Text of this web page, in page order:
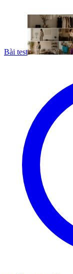
Bài test